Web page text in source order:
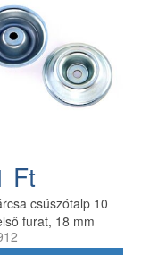
Ft
csúszótalp 10
furat, 18 mm
univerzális